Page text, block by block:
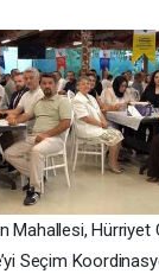
Mahallesi, Hürriyet
Seçim